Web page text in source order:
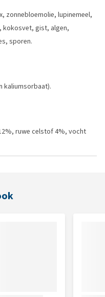
zonnebloemolie, lupinemeel,
kokosvet, gist, algen,
sporen.
kaliumsorbaat).
ruwe celstof 4%, vocht